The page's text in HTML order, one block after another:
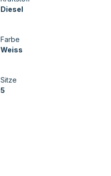
Diesel
Farbe
Weiss
Sitze
5